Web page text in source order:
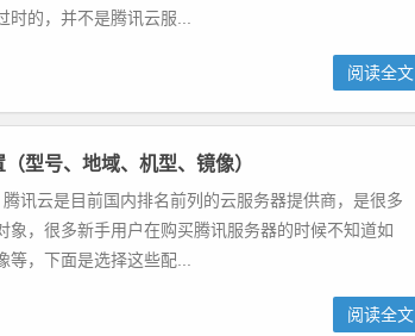
时的，并不是腾讯云服...
阅读全文
型号、地域、机型、镜像）
讯云是目前国内排名前列的云服务器提供商，是很多
象，很多新手用户在购买腾讯服务器的时候不知道如
等，下面是选择这些配...
阅读全文